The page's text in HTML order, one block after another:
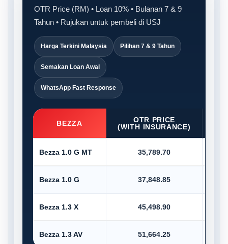
OTR Price (RM) • Loan 10% • Bulanan 7 & 9
Tahun • Rujukan untuk pembeli di USJ
Harga Terkini Malaysia Pilihan 7 & 9 Tahun
Semakan Loan Awal
WhatsApp Fast Response
BEZZA
OTR PRICE
(WITH INSURANCE)
Bezza 1.0 G MT 35,789.70
Bezza 1.0 G 37,848.85
Bezza 1.3 X 45,498.90
Bezza 1.3 AV 51,664.25